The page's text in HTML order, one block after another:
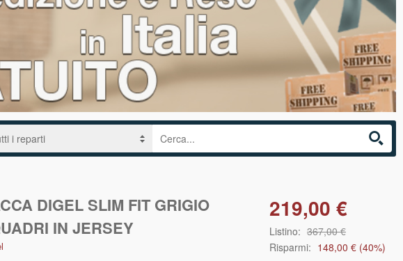
DIGEL SLIM FIT GRIGIO
IN JERSEY
219,00 €
Listino: 367,00 €
Risparmi: 148,00 € (40%)